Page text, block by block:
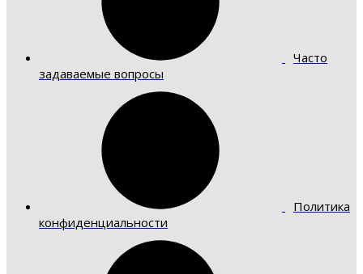
Часто
задаваемые вопросы
Политика
конфиденциальности